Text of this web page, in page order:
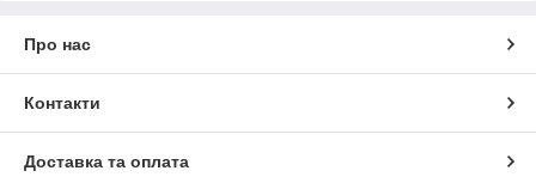
Про нас
Контакти
Доставка та оплата